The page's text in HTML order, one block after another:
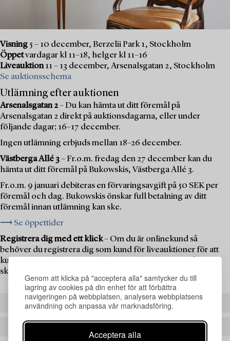
Genom att klicka på "acceptera alla" samtycker du till
lagring av cookies på din enhet för att förbättra
navigeringen på webbplatsen, analysera webbplatsens
användning och anpassa vår marknadsföring.
Acceptera alla
Visning 5 – 10 december, Berzelii Park 1, Stockholm
Öppetvardagar kl 11–18, helger kl 11–16
Liveauktion11 – 13 december, Arsenalsgatan 2, Stockholm
Se auktionsschema
Utlämning efter auktionen
Arsenalsgatan 2– Du kan hämta ut ditt föremål på
Arsenalsgatan 2 direkt på auktionsdagarna, eller under
följande dagar; 16–17 december.
Ingen utlämning erbjuds mellan 18–26 december.
Västberga Allé 3– Fr.o.m. fredag den 27 december kan du
hämta ut ditt föremål på Bukowskis, Västberga Allé 3.
Fr.o.m. 9 januari debiteras en förvaringsavgift på 50 SEK per
föremål och dag. Bukowskis önskar full betalning av ditt
föremål innan utlämning kan ske.
⟶ Se öppettider
Registrera dig med ett klick– Om du är onlinekund så
behöver du registrera dig som kund för liveauktioner för att
kunna delta i auktionen. Om du är ny kund hos oss måste du
skapa ett kundkonto först.
REGISTRERA DIG